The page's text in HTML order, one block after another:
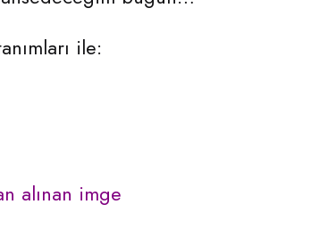
ile:
alınan imge